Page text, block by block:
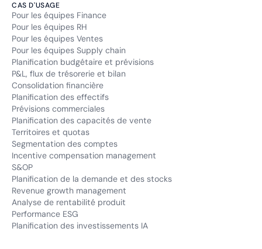
CAS D'USAGE
Pour les équipes Finance
Pour les équipes RH
Pour les équipes Ventes
Pour les équipes Supply chain
Planification budgétaire et prévisions
P&L, flux de trésorerie et bilan
Consolidation financière
Planification des effectifs
Prévisions commerciales
Planification des capacités de vente
Territoires et quotas
Segmentation des comptes
Incentive compensation management
S&OP
Planification de la demande et des stocks
Revenue growth management
Analyse de rentabilité produit
Performance ESG
Planification des investissements IA